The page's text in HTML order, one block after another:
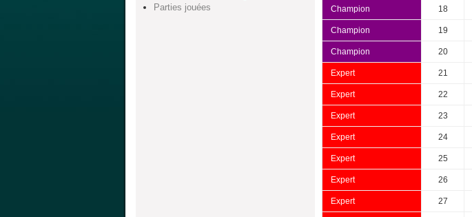
Parties jouées
Champion 18
Champion 19
Champion 20
Expert 21
Expert 22
Expert 23
Expert 24
Expert 25
Expert 26
Expert 27